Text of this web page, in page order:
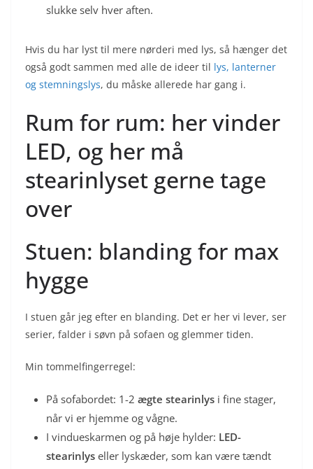
slukke selv hver aften.
Hvis du har lyst til mere nørderi med lys, så hænger det
også godt sammen med alle de ideer til lys, lanterner
og stemningslys, du måske allerede har gang i.
Rum for rum: her vinder
LED, og her må
stearinlyset gerne tage
over
Stuen: blanding for max
hygge
I stuen går jeg efter en blanding. Det er her vi lever, ser
serier, falder i søvn på sofaen og glemmer tiden.
Min tommelfingerregel:
På sofabordet: 1-2 ægte stearinlys i fine stager,
når vi er hjemme og vågne.
I vindueskarmen og på høje hylder: LED-
stearinlys eller lyskæder, som kan være tændt